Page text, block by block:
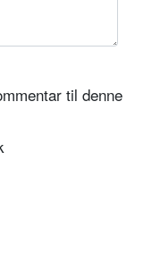
til denne